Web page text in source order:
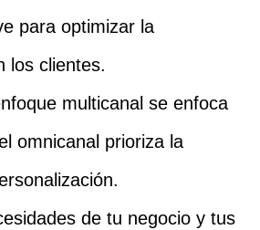
para optimizar la
los clientes.
multicanal se enfoca
omnicanal prioriza la
de tu negocio y tus